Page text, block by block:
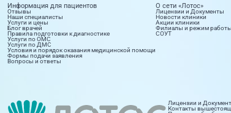
Информация для пациентов
Отзывы
Наши специалисты
Услуги и цены
Блог врачей
Правила подготовки к диагностике
Услуги по ОМС
Услуги по ДМС
Условия и порядок оказания медицинской помощи
Формы подачи заявления
Вопросы и ответы
О сети «Лотос»
Лицензии и Документы
Новости клиники
Акции клиники
Филиалы и режим работы
СОУТ
Лицензии и
Контакты
15 направлений